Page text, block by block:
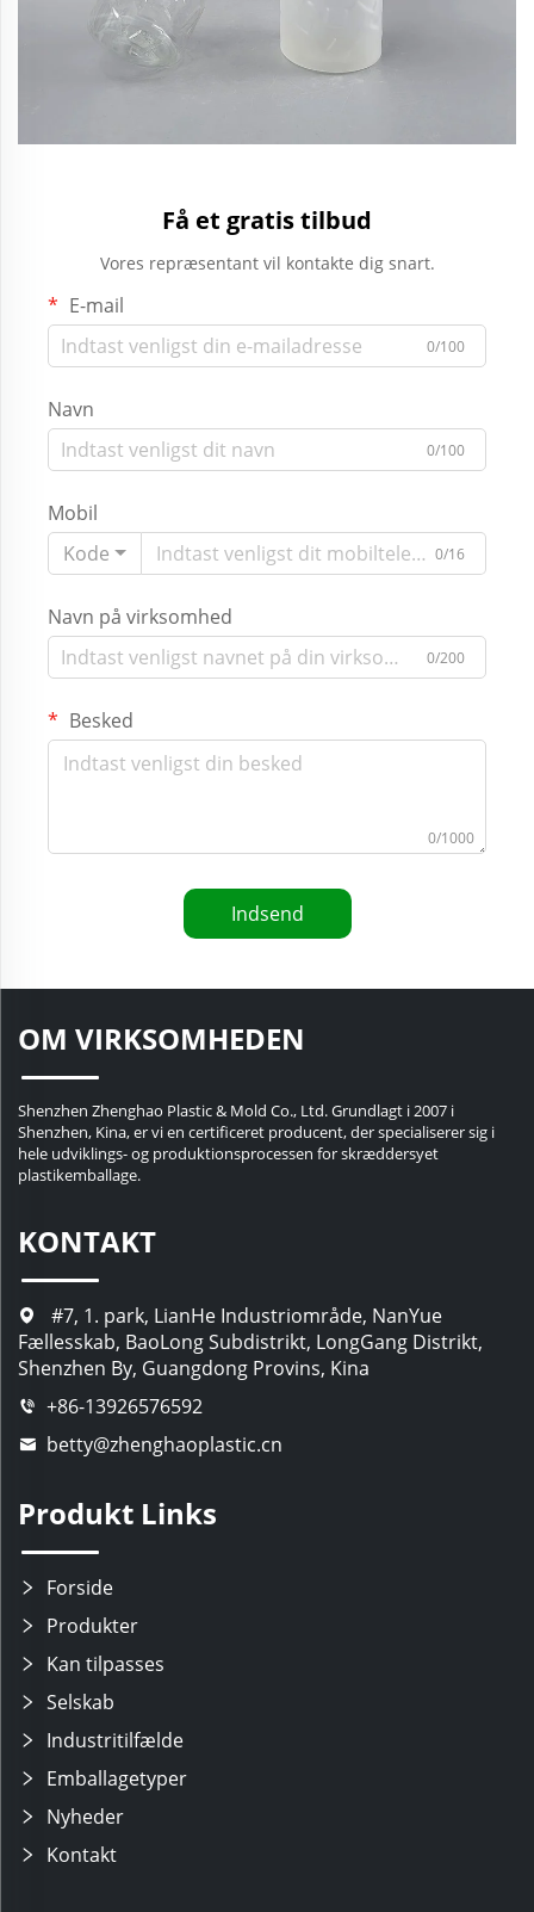
Få et gratis tilbud
Vores repræsentant vil kontakte dig snart.
E-mail
0/100
Navn
0/100
Mobil
Kode
0/16
Navn på virksomhed
0/200
Besked
0/1000
Indsend
OM VIRKSOMHEDEN
Shenzhen Zhenghao Plastic & Mold Co., Ltd. Grundlagt i 2007 i
Shenzhen, Kina, er vi en certificeret producent, der specialiserer sig i
hele udviklings- og produktionsprocessen for skræddersyet
plastikemballage.
KONTAKT
#7, 1. park, LianHe Industriområde, NanYue
Fællesskab, BaoLong Subdistrikt, LongGang Distrikt,
Shenzhen By, Guangdong Provins, Kina
+86-13926576592
betty@zhenghaoplastic.cn
Produkt Links
Forside
Produkter
Kan tilpasses
Selskab
Industritilfælde
Emballagetyper
Nyheder
Kontakt